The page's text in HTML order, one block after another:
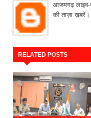
आजमगढ़ लाइव-
की ताज़ा ख़बरें।
RELATED POSTS